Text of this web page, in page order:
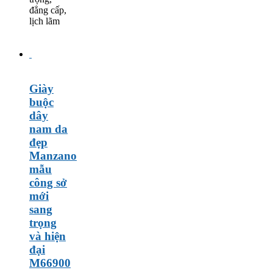
đẳng cấp,
lịch lãm
Giày
buộc
dây
nam da
đẹp
Manzano
mẫu
công sở
mới
sang
trọng
và hiện
đại
M66900